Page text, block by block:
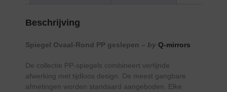
Beschrijving
Spiegel Ovaal-Rond PP geslepen – by Q-mirrors
De collectie PP-spiegels combineert verfijnde
afwerking met tijdloos design. De meest gangbare
afmetingen worden standaard aangeboden. Elke